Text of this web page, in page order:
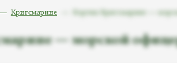
Кригсмарине
— морской